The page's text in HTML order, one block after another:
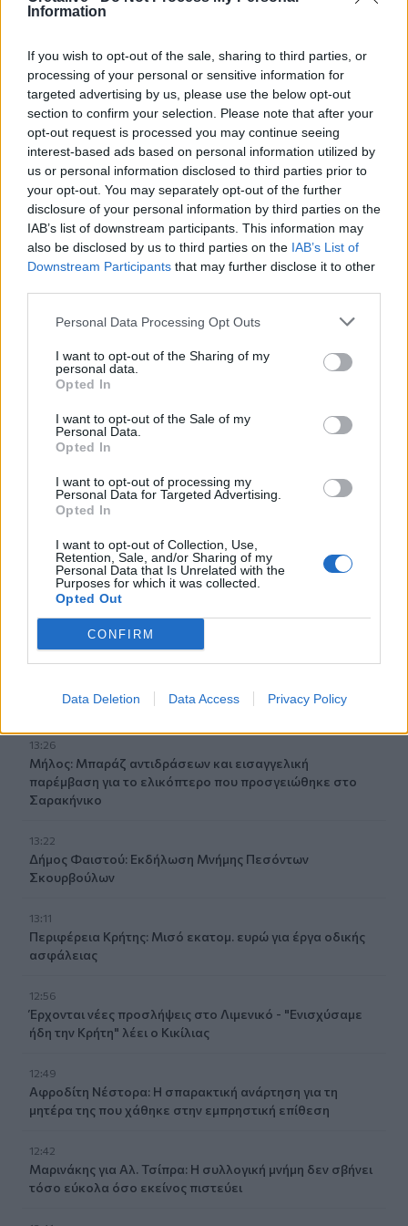
Information
If you wish to opt-out of the sale, sharing to third parties, or
processing of your personal or sensitive information for
targeted advertising by us, please use the below opt-out
section to confirm your selection. Please note that after your
opt-out request is processed you may continue seeing
interest-based ads based on personal information utilized by
us or personal information disclosed to third parties prior to
your opt-out. You may separately opt-out of the further
disclosure of your personal information by third parties on the
IAB’s list of downstream participants. This information may
also be disclosed by us to third parties on the IAB’s List of
Downstream Participants that may further disclose it to other
Personal Data Processing Opt Outs
I want to opt-out of the Sharing of my
personal data.
Opted In
I want to opt-out of the Sale of my
Personal Data.
Opted In
I want to opt-out of processing my
Personal Data for Targeted Advertising.
Opted In
I want to opt-out of Collection, Use,
Retention, Sale, and/or Sharing of my
Personal Data that Is Unrelated with the
Purposes for which it was collected.
Opted Out
CONFIRM
Data Deletion Data Access Privacy Policy
Παντάνασσα: Με "περιτραυματική
σημείο που βρέθηκε αιμόφυρτη -
Βίντεο
Σελιδοποίηση
Προηγούμενη σελίδα
Current page
1 Next page
Ροή ειδήσεων Δημοφιλή
Φυσικό αέριο: Συναγερμός στην Ευρώπη - Χαμηλά τα
αποθέματα ενόψει χειμώνα
Βραζιλία: Ποδοσφαιριστής έπεσε στο... κενό
πανηγυρίζοντας γκολ που εν τέλει ακυρώθηκε - Βίντεο
ΓΕΕΘΑ: Υπεγράφη το Κοινό Σχέδιο Δράσης Ελλάδας –
Κύπρου – Ιορδανίας για το 2026
Συνταγή για γαρίδες tempura με κρούστα καρύδας
Δήμος Μινώα Πεδιάδας: Συνολικά 285 ζώα έλαβαν
κτηνιατρική φροντίδα!
Πέθανε ο φιλόσοφος και συγγραφέας, Στέλιος Ράμφος
13:26
Μήλος: Μπαράζ αντιδράσεων και εισαγγελική
παρέμβαση για το ελικόπτερο που προσγειώθηκε στο
Σαρακήνικο
13:22
Δήμος Φαιστού: Εκδήλωση Μνήμης Πεσόντων
Σκουρβούλων
13:11
Περιφέρεια Κρήτης: Μισό εκατομ. ευρώ για έργα οδικής
ασφάλειας
12:56
Έρχονται νέες προσλήψεις στο Λιμενικό - "Ενισχύσαμε
ήδη την Κρήτη" λέει ο Κικίλιας
12:49
Αφροδίτη Νέστορα: Η σπαρακτική ανάρτηση για τη
μητέρα της που χάθηκε στην εμπρηστική επίθεση
12:42
Μαρινάκης για Αλ. Τσίπρα: Η συλλογική μνήμη δεν σβήνει
τόσο εύκολα όσο εκείνος πιστεύει